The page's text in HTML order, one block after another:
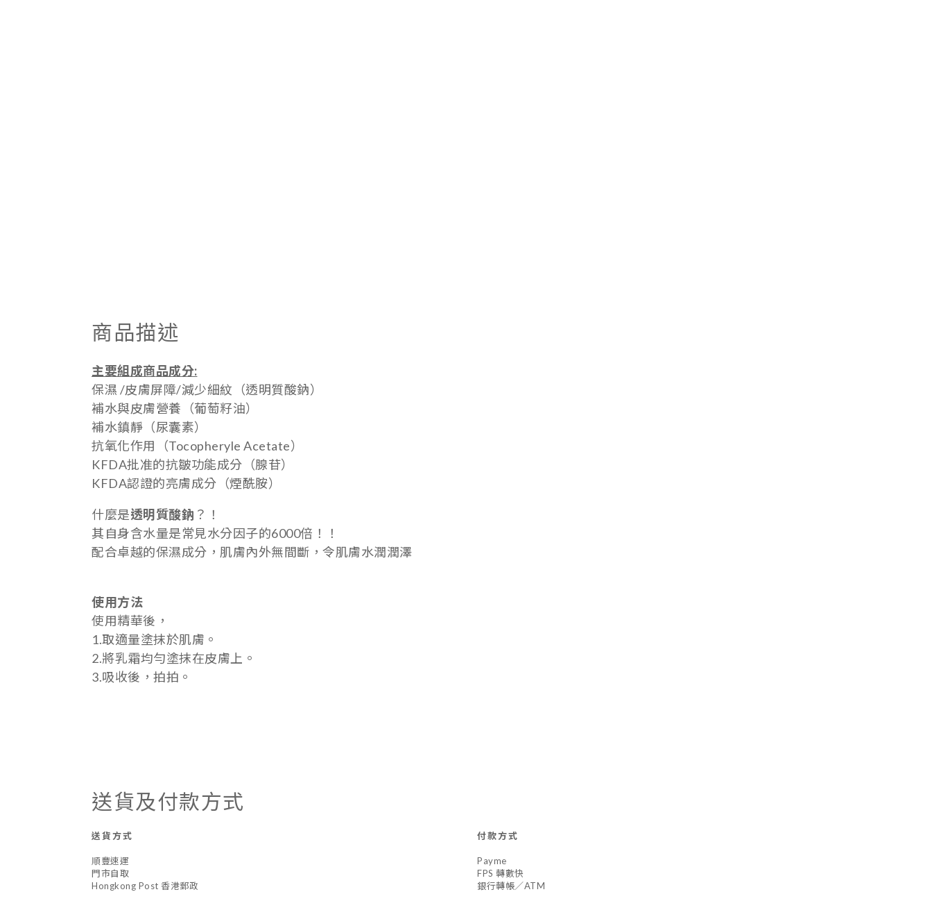
商品描述
主要組成商品成分:
保濕 /皮膚屏障/減少細紋（透明質酸鈉）
補水與皮膚營養（葡萄籽油）
補水鎮靜（尿囊素）
抗氧化作用（Tocopheryle Acetate）
KFDA批准的抗皺功能成分（腺苷）
KFDA認證的亮膚成分（煙酰胺）
什麼是透明質酸鈉 ？！
其自身含水量是常見水分因子的6000倍！！
配合卓越的保濕成分，肌膚內外無間斷，令肌膚水潤潤澤
使用方法
使用精華後，
1.取適量塗抹於肌膚。
2.將乳霜均勻塗抹在皮膚上。
3.吸收後，拍拍。
送貨及付款方式
送貨方式
順豐速運
門市自取
Hongkong Post 香港郵政
付款方式
Payme
FPS 轉數快
銀行轉帳／ATM